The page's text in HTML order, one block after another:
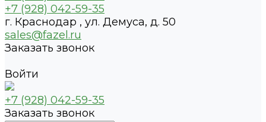
+7 (928) 042-59-35
г. Краснодар , ул. Демуса, д. 50
sales@fazel.ru
Заказать звонок
Войти
+7 (928) 042-59-35
Заказать звонок